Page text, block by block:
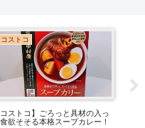
コストコ
コストコ】おすすめポテトチッ
5選！味・コスパを実食比較